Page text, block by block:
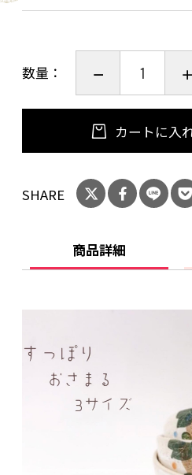
サイズ：径115×高さ60㎜
当作品はひとつひとつ手作
若干風合いや色合いが
ので、ご了承下さい。
食洗機 ○
オーブン ×
ーーーーーーーーーーー
素材：陶器 京焼・清水焼
数量：
カートに入
SHARE
商品詳細